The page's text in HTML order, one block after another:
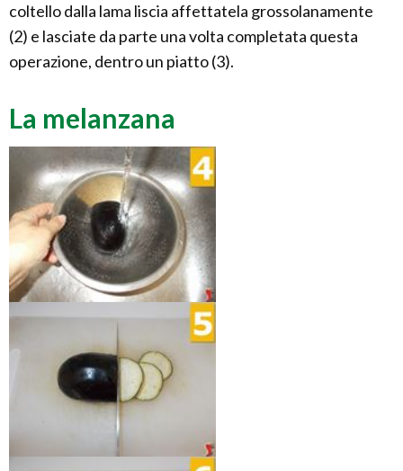
coltello dalla lama liscia affettatela grossolanamente
(2) e lasciate da parte una volta completata questa
operazione, dentro un piatto (3).
La melanzana